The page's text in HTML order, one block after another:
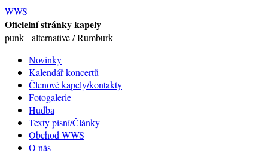
WWS
Oficielní stránky kapely
punk - alternative / Rumburk
Novinky
Kalendář koncertů
Členové kapely/kontakty
Fotogalerie
Hudba
Texty písní/Články
Obchod WWS
O nás